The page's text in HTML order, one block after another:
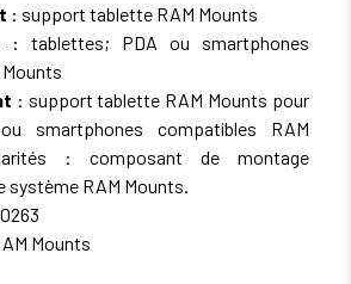
: support tablette RAM Mounts
: tablettes; PDA ou smartphones
: support tablette RAM Mounts pour
smartphones compatibles RAM
: composant de montage
système RAM Mounts.
Mounts